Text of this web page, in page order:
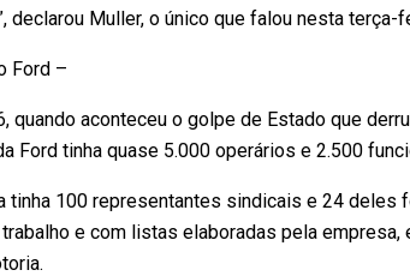
declarou Muller, o único que falou nesta terça-
Ford –
quando aconteceu o golpe de Estado que
Ford tinha quase 5.000 operários e 2.500
tinha 100 representantes sindicais e 24
e com listas elaboradas pela